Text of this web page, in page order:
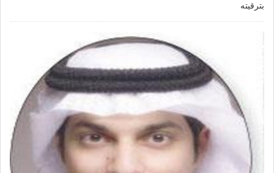
بترقيته